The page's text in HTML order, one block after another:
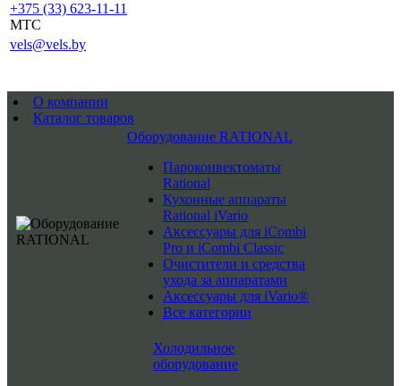
+375 (33) 623-11-11
MTC
vels@vels.by
О компании
Каталог товаров
Оборудование RATIONAL
Пароконвектоматы
Rational
Кухонные аппараты
Rational iVario
Аксессуары для iCombi
Pro и iCombi Classic
Очистители и средства
ухода за аппаратами
Аксессуары для iVario®
Все категории
Холодильное
оборудование